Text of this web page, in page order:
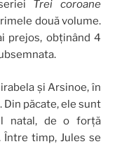
Trei coroane
două volume.
prejos, obținând 4
și Arsinoe, în
Din păcate, ele sunt
natal, de o forță
timp, Jules se